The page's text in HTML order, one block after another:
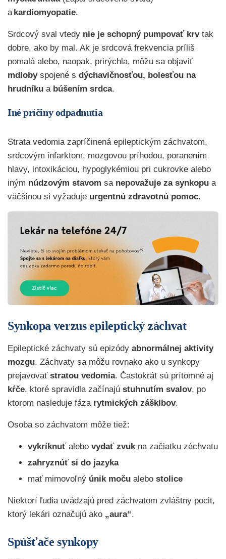
a kardiomyopatie.
Srdcový sval vtedy nie je schopný pumpovať krvtak
dobre, ako by mal. Ak je srdcová frekvencia príliš
pomalá alebo, naopak, prirýchla, môžu sa objaviť
mdlobyspojené s dýchavičnosťou, bolesťou na
hrudníku a búšením srdca.
Iné príčiny odpadnutia
Strata vedomia zapríčinená epileptickým záchvatom,
srdcovým infarktom, mozgovou príhodou, poranením
hlavy, intoxikáciou, hypoglykémiou pri cukrovke alebo
iným núdzovým stavom sa nepovažuje za synkopu a
väčšinou si vyžaduje urgentnú zdravotnú pomoc.
Synkopa verzus epileptický záchvat
Epileptické záchvaty sú epizódy abnormálnej aktivity
mozgu. Záchvaty sa môžu rovnako ako u synkopy
prejavovať stratou vedomia. Častokrát sú prítomné aj
kŕče, ktoré spravidla začínajú stuhnutím svalov, po
ktorom nasleduje fáza rytmických zášklbov.
Osoba so záchvatom môže tiež:
vykríknuťalebo vydať zvukna začiatku záchvatu
zahryznúť si do jazyka
mať mimovoľný únik moču alebo stolice
Niektorí ľudia uvádzajú pred záchvatom zvláštny pocit,
ktorý lekári označujú ako „aura“.
Spúšťače synkopy